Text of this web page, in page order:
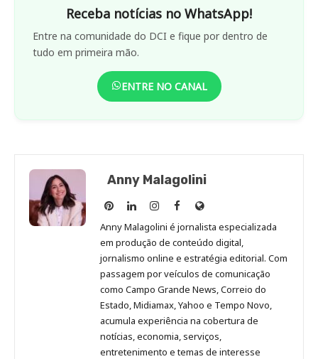
Receba notícias no WhatsApp!
Entre na comunidade do DCI e fique por dentro de
tudo em primeira mão.
ENTRE NO CANAL
Anny Malagolini
Anny
Malagolini
no
Pinterest
Anny
Malagolini
no
LinkedIn
Anny
Malagolini
no
Instagram
Anny
Malagolini
no
Facebook
Site
de
Anny
Malagolini
Anny Malagolini é jornalista especializada
em produção de conteúdo digital,
jornalismo online e estratégia editorial. Com
passagem por veículos de comunicação
como Campo Grande News, Correio do
Estado, Midiamax, Yahoo e Tempo Novo,
acumula experiência na cobertura de
notícias, economia, serviços,
entretenimento e temas de interesse